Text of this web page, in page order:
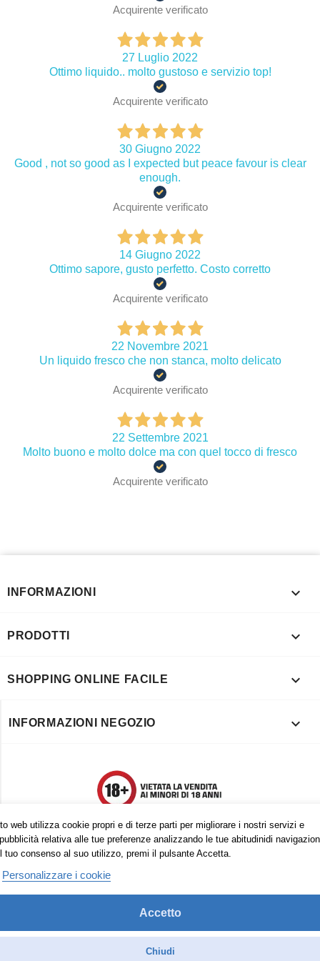
Acquirente verificato
27 Luglio 2022
Ottimo liquido.. molto gustoso e servizio top!
Acquirente verificato
30 Giugno 2022
Good , not so good as I expected but peace favour is clear
enough.
Acquirente verificato
14 Giugno 2022
Ottimo sapore, gusto perfetto. Costo corretto
Acquirente verificato
22 Novembre 2021
Un liquido fresco che non stanca, molto delicato
Acquirente verificato
22 Settembre 2021
Molto buono e molto dolce ma con quel tocco di fresco
Acquirente verificato
web utilizza cookie propri e di terze parti per migliorare i nostri servizi e
relativa alle tue preferenze analizzando le tue abitudinidi
tuo consenso al suo utilizzo, premi il pulsante Accetta.
Personalizzare i cookie
Accetto
Chiudi
INFORMAZIONI 
PRODOTTI 
SHOPPING ONLINE FACILE 
INFORMAZIONI NEGOZIO 
Trovaci anche su: